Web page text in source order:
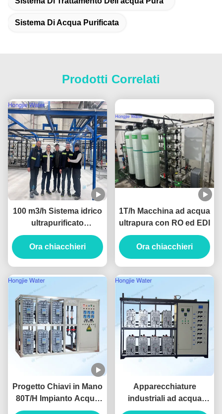
Sistema Di Acqua Purificata
Prodotti Correlati
100 m3/h Sistema idrico
ultrapurificato
Purificatore idrico
industriale con unità
UF+RO+EDI
Ora chiacchieri
1T/h Macchina ad acqua
ultrapura con RO ed EDI
Ora chiacchieri
Progetto Chiavi in Mano
80T/H Impianto Acqua
Ultra Pura per la Pulizia
Apparecchiature
industriali ad acqua
ultra pura per litografia